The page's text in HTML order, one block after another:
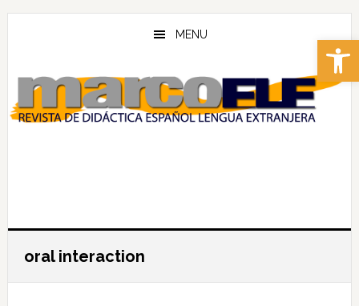
Abrir
Skip
content
Skip
MENU
oral interaction